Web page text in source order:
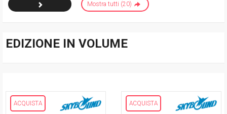
Mostra tutti (20)
EDIZIONE IN VOLUME
ACQUISTA ACQUISTA